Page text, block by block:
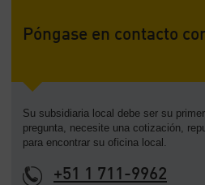
Póngase en contacto
Su subsidiaria local debe ser su
pregunta, necesite una cotización,
para encontrar su oficina local.
+51 1 711-9962